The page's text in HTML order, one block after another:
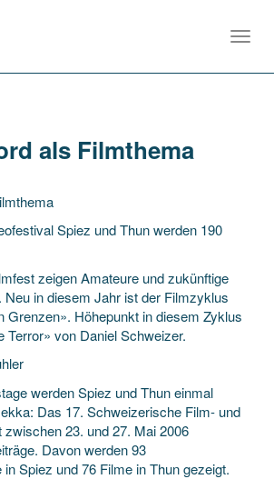
als Filmthema
Spiez und Thun werden 190
zeigen Amateure und zukünftige
Neu in diesem Jahr ist der Filmzyklus
Grenzen». Höhepunktin diesem Zyklus
Terror» von Daniel Schweizer.
werden Spiez und Thun einmal
Das 17. Schweizerische Film- und
23. und 27. Mai 2006
Davon werden 93
Spiez und 76 Filme in Thun gezeigt.